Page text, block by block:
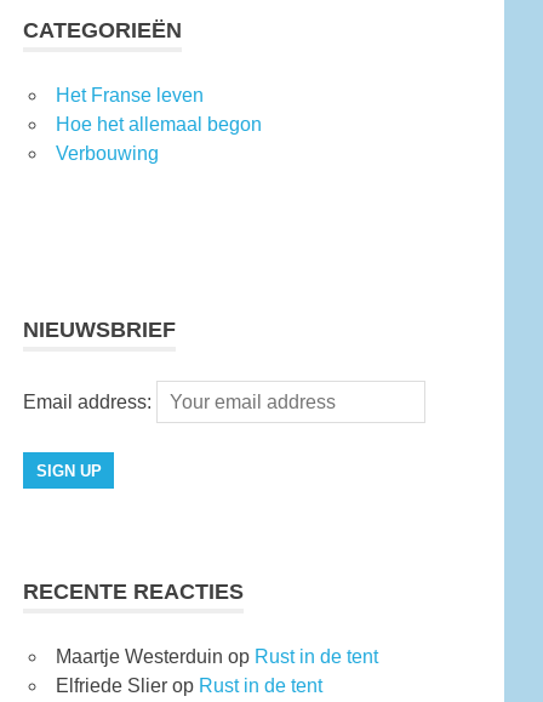
CATEGORIEËN
Het Franse leven
Hoe het allemaal begon
Verbouwing
NIEUWSBRIEF
Email address:
RECENTE REACTIES
Maartje Westerduin op Rust in de tent
Elfriede Slier op Rust in de tent